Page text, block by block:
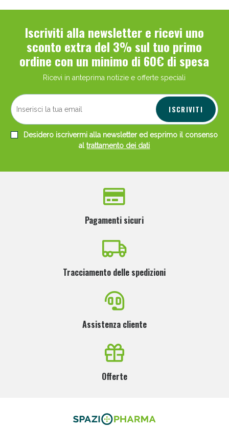
Iscriviti alla newsletter e ricevi uno
sconto extra del 3% sul tuo primo
ordine con un minimo di 60€ di spesa
Ricevi in anteprima notizie e offerte speciali
ISCRIVITI
Desidero iscrivermi alla newsletter ed esprimo il consenso
altrattamento dei dati
Pagamenti sicuri
Tracciamento delle spedizioni
Assistenza cliente
Offerte